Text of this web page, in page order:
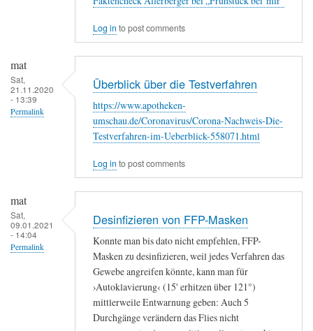
Log in to post comments
mat
Sat,
21.11.2020
- 13:39
Permalink
Überblick über die Testverfahren
https://www.apotheken-
umschau.de/Coronavirus/Corona-Nachweis-Die-
Testverfahren-im-Ueberblick-558071.html
Log in to post comments
mat
Sat,
09.01.2021
- 14:04
Permalink
Desinfizieren von FFP-Masken
Konnte man bis dato nicht empfehlen, FFP-
Masken zu desinfizieren, weil jedes Verfahren das
Gewebe angreifen könnte, kann man für
›Autoklavierung‹ (15' erhitzen über 121°)
mittlerweile Entwarnung geben: Auch 5
Durchgänge verändern das Flies nicht